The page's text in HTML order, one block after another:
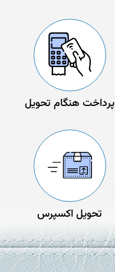
پرداخت هنگام تحویل
تحویل اکسپرس